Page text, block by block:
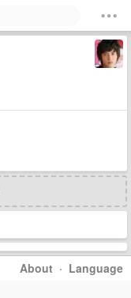
About · Language